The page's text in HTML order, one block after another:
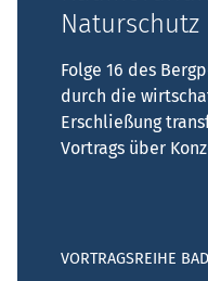
Naturschutz
Folge 16 des
durch die
Erschließung
Vortrags über
VORTRAGSREIHE